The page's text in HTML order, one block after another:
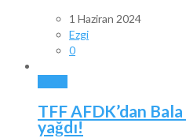
1 Haziran 2024
Ezgi
0
TFF AFDK’dan
yağdı!